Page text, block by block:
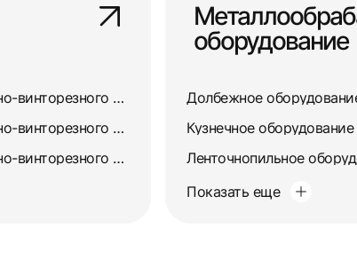
Ремонт и восстановление токарно-винторезного станка 163
Ремонт и восстановление токарно-винторезного станка 165
Ремонт и восстановление токарно-винторезного станка 16А20Ф3
оборудование
Долбежное
Кузнечное оборудование
Ленточнопильное
Показать еще